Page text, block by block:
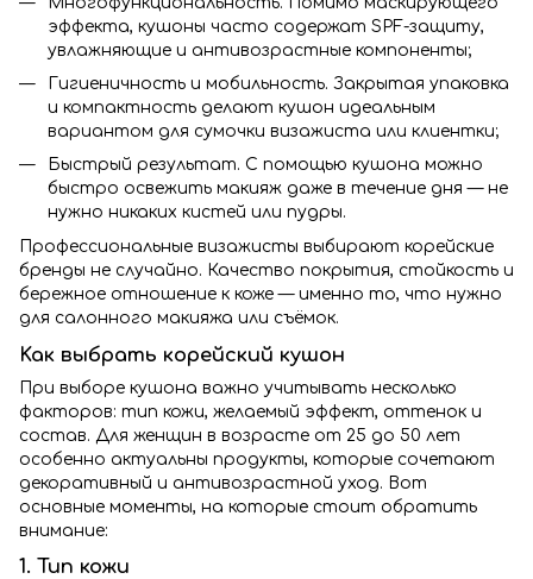
эффекта, кушоны часто содержат SPF-защиту,
увлажняющие и антивозрастные компоненты;
Гигиеничность и мобильность. Закрытая упаковка
и компактность делают кушон идеальным
вариантом для сумочки визажиста или клиентки;
Быстрый результат. С помощью кушона можно
быстро освежить макияж даже в течение дня — не
нужно никаких кистей или пудры.
Профессиональные визажисты выбирают корейские
бренды не случайно. Качество покрытия, стойкость и
бережное отношение к коже — именно то, что нужно
для салонного макияжа или съёмок.
Kaк выбpaть кopeйcкий кушoн
При выборе кушона важно учитывать несколько
факторов: тип кожи, желаемый эффект, оттенок и
состав. Для женщин в возрасте от 25 до 50 лет
особенно актуальны продукты, которые сочетают
декоративный и антивозрастной уход. Вот
основные моменты, на которые стоит обратить
внимание:
1. Тип кожи